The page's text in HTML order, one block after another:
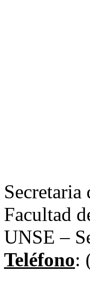
Facultad
UNSE –
Teléfono: